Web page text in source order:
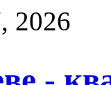
2026